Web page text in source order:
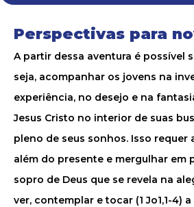
Perspectivas para
A partir dessa aventura é possível
seja, acompanhar os jovens na
experiência, no desejo e na
Jesus Cristo no interior de suas
pleno de seus sonhos. Isso requer
além do presente e mergulhar em
sopro de Deus que se revela na
ver, contemplar e tocar (1 Jo1,1-4)